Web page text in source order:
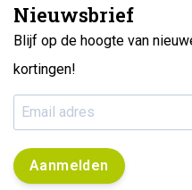
Nieuwsbrief
Blijf op de hoogte van
kortingen!
Aanmelden